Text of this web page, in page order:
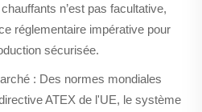
n’est pas facultative,
réglementaire impérative pour
sécurisée.
: Des normes mondiales
ATEX de l'UE, le système